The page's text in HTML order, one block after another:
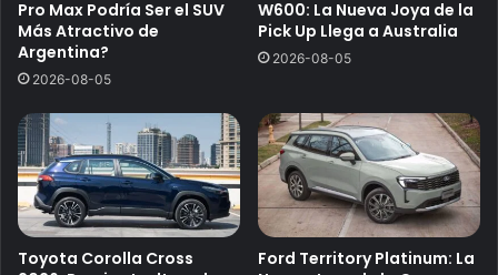
Pro Max Podría Ser el SUV
Más Atractivo de
Argentina?
2026-08-05
W600: La Nueva Joya de la
Pick Up Llega a Australia
2026-08-05
Toyota Corolla Cross
Ford Territory Platinum: La